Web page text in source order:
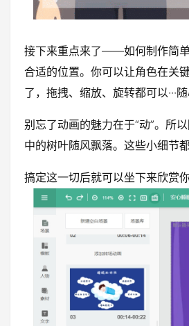
接下来重点来了——如何制作简
合适的位置。你可以让角色在关
了，拖拽、缩放、旋转都可以···
别忘了动画的魅力在于“动”。所
中的树叶随风飘落。这些小细节
搞定这一切后就可以坐下来欣赏